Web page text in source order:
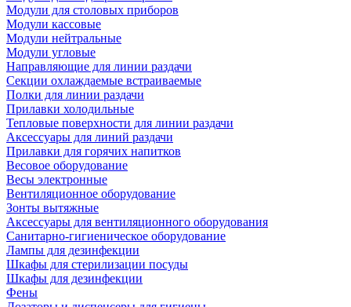
Модули для столовых приборов
Модули кассовые
Модули нейтральные
Модули угловые
Направляющие для линии раздачи
Секции охлаждаемые встраиваемые
Полки для линии раздачи
Прилавки холодильные
Тепловые поверхности для линии раздачи
Аксессуары для линий раздачи
Прилавки для горячих напитков
Весовое оборудование
Весы электронные
Вентиляционное оборудование
Зонты вытяжные
Аксессуары для вентиляционного оборудования
Санитарно-гигиеническое оборудование
Лампы для дезинфекции
Шкафы для стерилизации посуды
Шкафы для дезинфекции
Фены